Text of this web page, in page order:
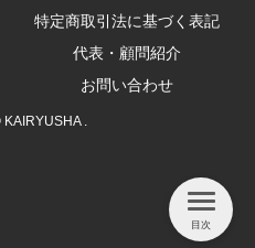
特定商取引法に基づく表記
代表・顧問紹介
お問い合わせ
.
目次